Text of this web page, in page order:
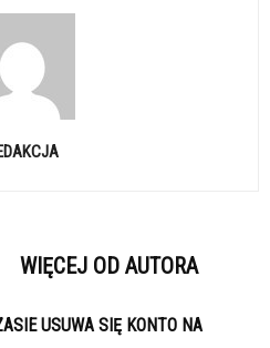
WIĘCEJ OD AUTORA
USUWA SIĘ KONTO NA